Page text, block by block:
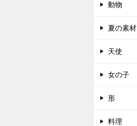
動物
夏の素材
天使
女の子
形
料理